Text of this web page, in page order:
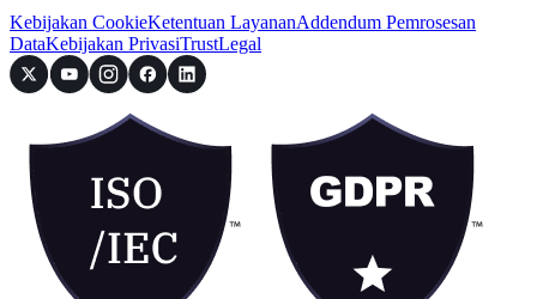
Kebijakan CookieKetentuan LayananAddendum Pemrosesan
DataKebijakan PrivasiTrustLegal